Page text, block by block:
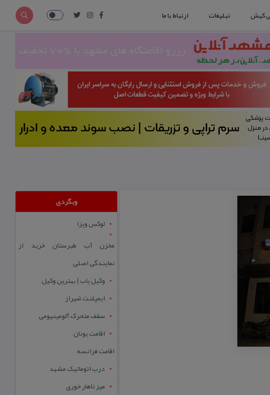
کیش تبلیغات ارتباط با ما
وبگردی
لوکس ویزا
مخزن آب طبرستان خرید از
نمایندگی اصلی
وکیل یاب | بهترین وکیل
ایمپلنت شیراز
سقف متحرک آلومینیومی
اقامت یونان
اقامت فرانسه
درب اتوماتیک مشهد
میز ناهار خوری